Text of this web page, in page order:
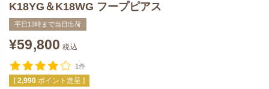
K18YG＆K18WG フープピアス
平日13時まで当日出荷
¥59,800 税込
1件
[ 2,990 ポイント進呈 ]